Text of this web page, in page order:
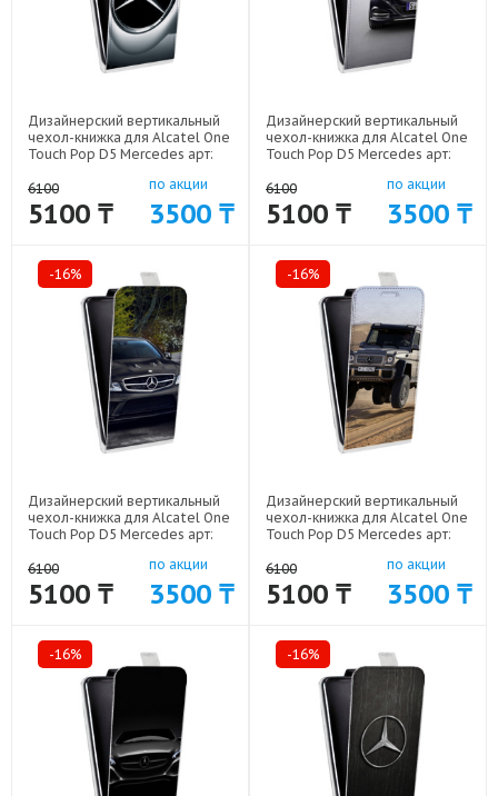
Дизайнерский вертикальный
чехол-книжка для Alcatel One
Touch Pop D5 Mercedes арт:
6100
5100 ₸
по акции
3500 ₸
Дизайнерский вертикальный
чехол-книжка для Alcatel One
Touch Pop D5 Mercedes арт:
6100
5100 ₸
по акции
3500 ₸
-16%
Дизайнерский вертикальный
чехол-книжка для Alcatel One
Touch Pop D5 Mercedes арт:
6100
5100 ₸
по акции
3500 ₸
-16%
Дизайнерский вертикальный
чехол-книжка для Alcatel One
Touch Pop D5 Mercedes арт:
6100
5100 ₸
по акции
3500 ₸
-16% -16%